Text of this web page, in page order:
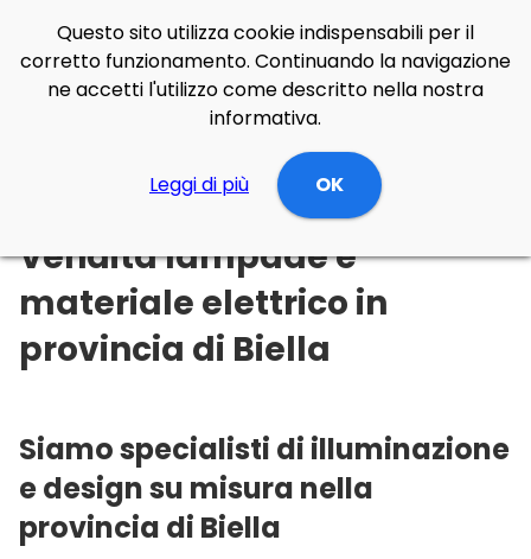
Illuminazione Online Piemonte Biella
Vendita lampade e
materiale elettrico in
provincia di Biella
Siamo specialisti di illuminazione
e design su misura nella
provincia di Biella
Questo sito utilizza cookie indispensabili per il
corretto funzionamento. Continuando la navigazione
ne accetti l'utilizzo come descritto nella nostra
informativa.
Leggi di più OK